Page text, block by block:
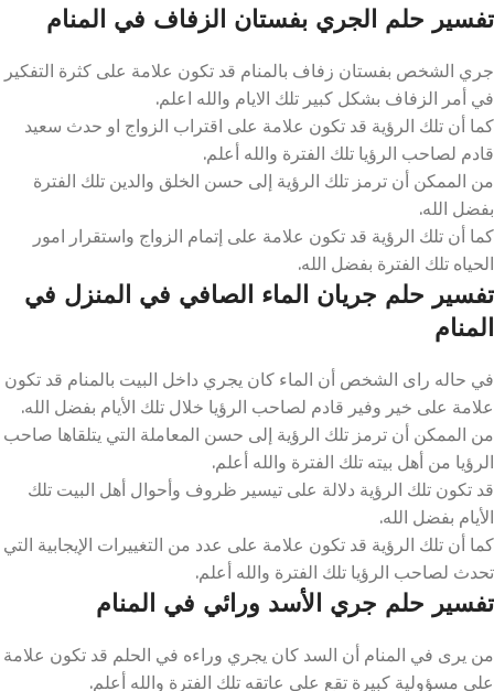
تفسير حلم الجري بفستان الزفاف في المنام
جري الشخص بفستان زفاف بالمنام قد تكون علامة على كثرة التفكير
في أمر الزفاف بشكل كبير تلك الايام والله اعلم.
كما أن تلك الرؤية قد تكون علامة على اقتراب الزواج او حدث سعيد
قادم لصاحب الرؤيا تلك الفترة والله أعلم.
من الممكن أن ترمز تلك الرؤية إلى حسن الخلق والدين تلك الفترة
بفضل الله.
كما أن تلك الرؤية قد تكون علامة على إتمام الزواج واستقرار امور
الحياه تلك الفترة بفضل الله.
تفسير حلم جريان الماء الصافي في المنزل في
المنام
في حاله راى الشخص أن الماء كان يجري داخل البيت بالمنام قد تكون
علامة على خير وفير قادم لصاحب الرؤيا خلال تلك الأيام بفضل الله.
من الممكن أن ترمز تلك الرؤية إلى حسن المعاملة التي يتلقاها صاحب
الرؤيا من أهل بيته تلك الفترة والله أعلم.
قد تكون تلك الرؤية دلالة على تيسير ظروف وأحوال أهل البيت تلك
الأيام بفضل الله.
كما أن تلك الرؤية قد تكون علامة على عدد من التغييرات الإيجابية التي
تحدث لصاحب الرؤيا تلك الفترة والله أعلم.
تفسير حلم جري الأسد ورائي في المنام
من يرى في المنام أن السد كان يجري وراءه في الحلم قد تكون علامة
على مسؤولية كبيرة تقع على عاتقه تلك الفترة والله أعلم.